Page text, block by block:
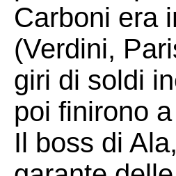
Carboni era
(Verdini,
giri di soldi
poi finirono
Il boss di